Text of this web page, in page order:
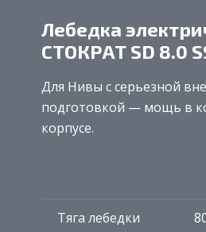
Лебедка
СТОКРАТ SD 8.0
Для Нивы с серьезной
подготовкой — мощь в
корпусе.
Тяга лебедки